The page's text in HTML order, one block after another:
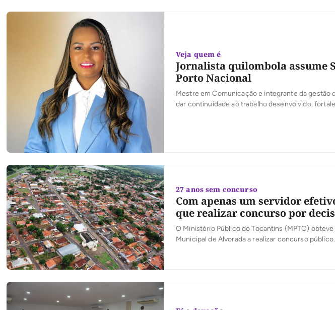
Veja quem é
Jornalista quilombola assume
Porto Nacional
Mestre em Comunicação e integrante da gestão
dar continuidade ao trabalho desenvolvido,
27 anos sem concurso
Com apenas um servidor
que realizar concurso por
O Ministério Público do Tocantins (MPTO)
Municipal de Alvorada a realizar concurso